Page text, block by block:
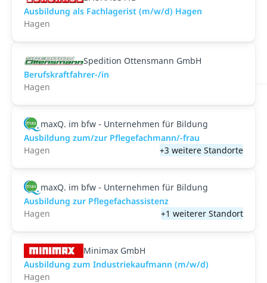
Ausbildung als Fachlagerist (m/w/d) Hagen
Hagen
Spedition Ottensmann GmbH
Berufskraftfahrer-/in
Hagen
maxQ. im bfw - Unternehmen für Bildung
Ausbildung zum/zur Pflegefachmann/-frau
Hagen
+3 weitere Standorte
maxQ. im bfw - Unternehmen für Bildung
Ausbildung zur Pflegefachassistenz
Hagen
+1 weiterer Standort
Minimax GmbH
Ausbildung zum Industriekaufmann (m/w/d)
Hagen